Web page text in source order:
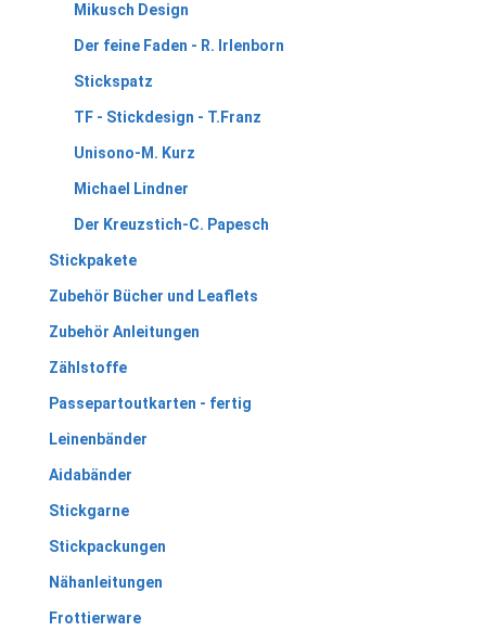
Mikusch Design
Der feine Faden - R. Irlenborn
Stickspatz
TF - Stickdesign - T.Franz
Unisono-M. Kurz
Michael Lindner
Der Kreuzstich-C. Papesch
Stickpakete
Zubehör Bücher und Leaflets
Zubehör Anleitungen
Zählstoffe
Passepartoutkarten - fertig
Leinenbänder
Aidabänder
Stickgarne
Stickpackungen
Nähanleitungen
Frottierware